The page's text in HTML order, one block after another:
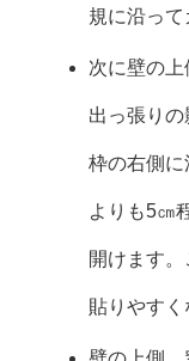
規に沿って
次に壁の
出っ張り
枠の右側
よりも5㎝
開けます
貼りやすく